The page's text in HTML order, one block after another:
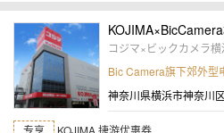
コジマ×ビックカメラ
Bic Camera旗下郊外型
神奈川県横浜市神奈川
专享 KOJIMA 捷游优惠券